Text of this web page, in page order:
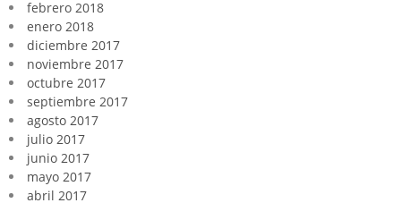
febrero 2018
enero 2018
diciembre 2017
noviembre 2017
octubre 2017
septiembre 2017
agosto 2017
julio 2017
junio 2017
mayo 2017
abril 2017